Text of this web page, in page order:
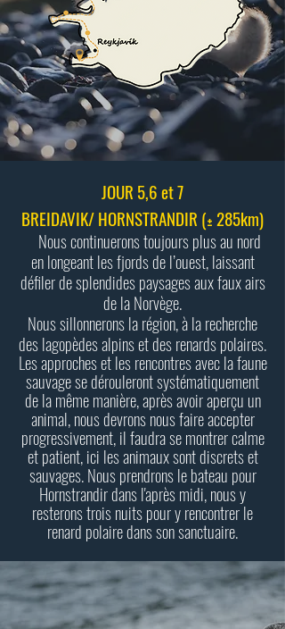
JOUR 5,6 et 7
BREIDAVIK/ HORNSTRANDIR (± 285km)
Nous continuerons toujours plus au nord
en longeant les fjords de l’ouest, laissant
défiler de splendides paysages aux faux airs
de la Norvège.
Nous sillonnerons la région, à la recherche
des lagopèdes alpins et des renards polaires.
Les approches et les rencontres avec la faune
sauvage se dérouleront systématiquement
de la même manière, après avoir aperçu un
animal, nous devrons nous faire accepter
progressivement, il faudra se montrer calme
et patient, ici les animaux sont discrets et
sauvages.Nous prendrons le bateau pour
Hornstrandir dans l'après midi, nous y
resterons trois nuits pour y rencontrer le
renard polaire dans son sanctuaire.